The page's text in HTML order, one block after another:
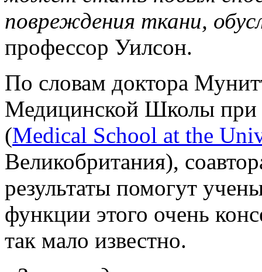
повреждения ткани,
профессор Уилсон.
По словам доктора
Медицинской Школы при
(Medical School at the
Великобритания),
результаты помогут
функции этого очень
так мало известно.